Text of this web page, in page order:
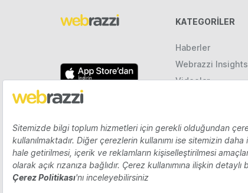
KATEGORILER
Haberler
Webrazzi Insights
Videolar